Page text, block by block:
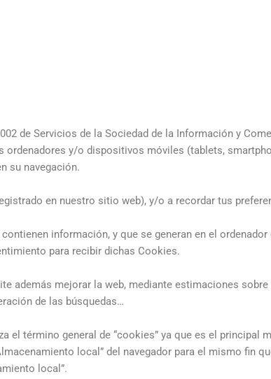
de Servicios de la Sociedad de la Información y
ordenadores y/o dispositivos móviles (tablets,
su navegación.
en nuestro sitio web), y/o a recordar tus
información, y que se generan en el
para recibir dichas Cookies.
además mejorar la web, mediante estimaciones
de las búsquedas…
el término general de “cookies” ya que es el principal
local” del navegador para el mismo fin
local”.